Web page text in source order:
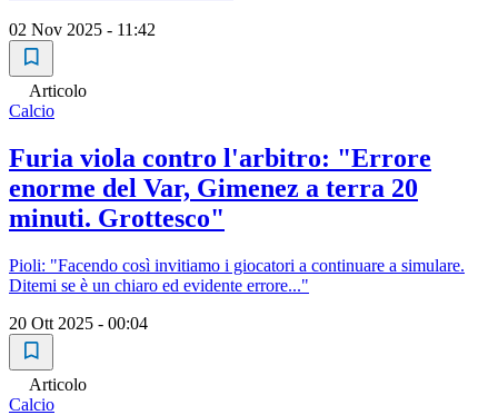
02 Nov 2025 - 11:42
Articolo
Calcio
Furia viola contro l'arbitro: "Errore
enorme del Var, Gimenez a terra 20
minuti. Grottesco"
Pioli: "Facendo così invitiamo i giocatori a continuare a simulare.
Ditemi se è un chiaro ed evidente errore..."
20 Ott 2025 - 00:04
Articolo
Calcio